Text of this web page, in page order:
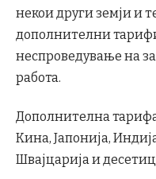
некои други земји и
дополнителни
неспроведување на
работа.
Дополнителна тарифа
Кина, Јапонија,
Швајцарија и